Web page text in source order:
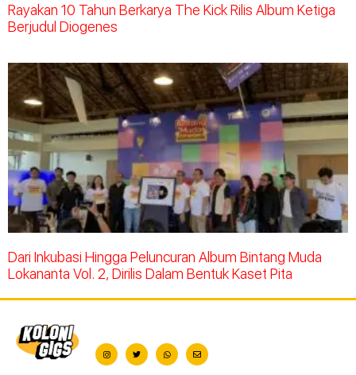
Rayakan 10 Tahun Berkarya The Kick Rilis Album Ketiga
Berjudul Diogenes
Dari Inkubasi Hingga Peluncuran Album Bintang Muda
Lokananta Vol. 2, Dirilis Dalam Bentuk Kaset Pita